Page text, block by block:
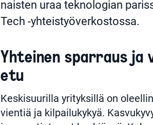
naisten uraa teknologian
Tech -yhteistyöverkostossa.
Yhteinen sparraus ja
etu
Keskisuurilla yrityksillä on
vientiä ja kilpailukykyä.